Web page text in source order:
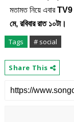
মতামত নিয়ে এবারTV9
মে, রবিবার রাত ১০টা।
Tags # social
Share This